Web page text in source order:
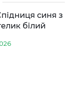
синя з
білий